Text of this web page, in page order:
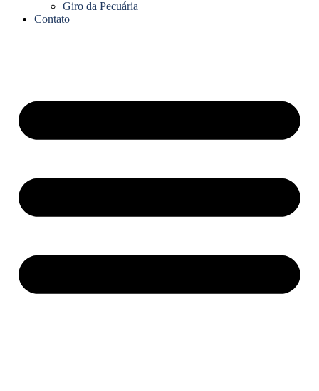
Giro da Pecuária
Contato